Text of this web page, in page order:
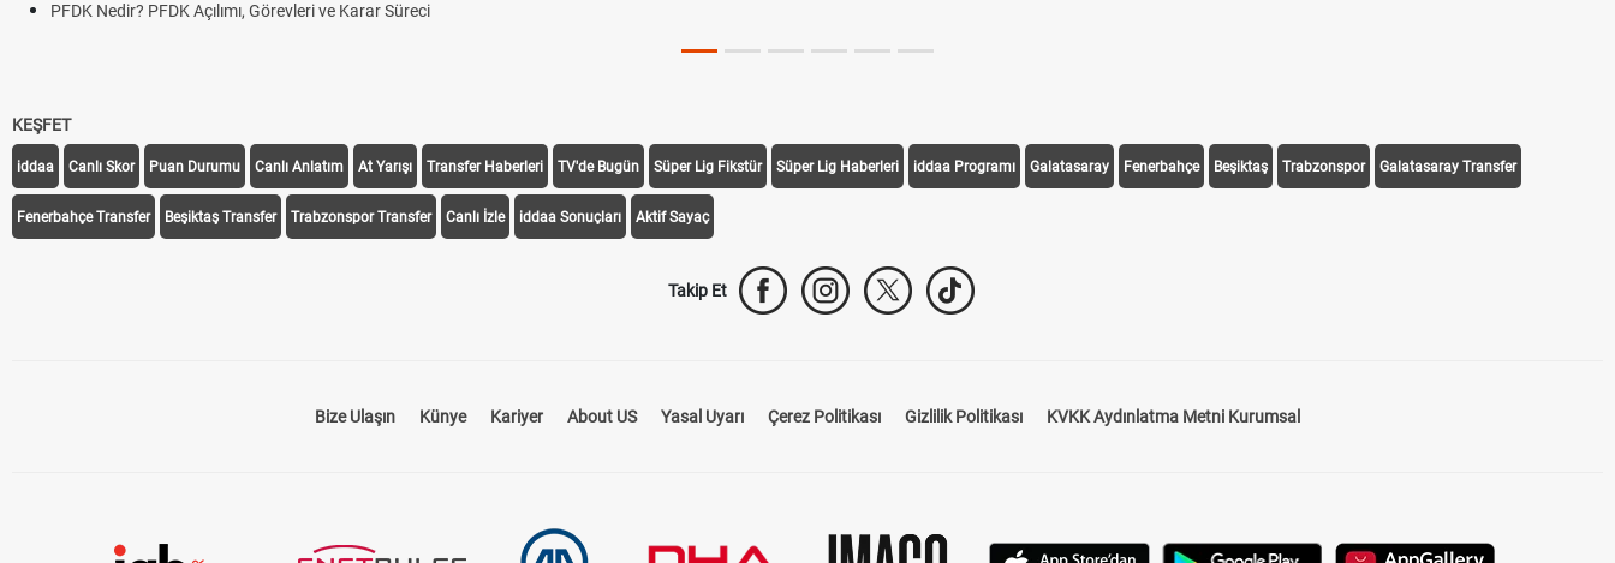
PFDK Nedir? PFDK Açılımı, Görevleri ve Karar Süreci
KEŞFET
iddaa Canlı Skor Puan Durumu Canlı Anlatım At Yarışı Transfer Haberleri TV'de Bugün Süper Lig Fikstür Süper Lig Haberleri iddaa Programı Galatasaray Fenerbahçe Beşiktaş Trabzonspor Galatasaray Transfer
Fenerbahçe Transfer Beşiktaş Transfer Trabzonspor Transfer Canlı İzle iddaa Sonuçları Aktif Sayaç
Takip Et
Bize Ulaşın Künye Kariyer About US Yasal Uyarı Çerez Politikası Gizlilik Politikası KVKK Aydınlatma Metni Kurumsal